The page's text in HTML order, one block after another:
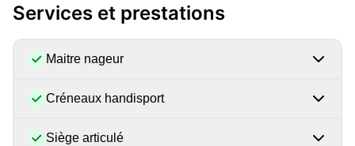
Services et prestations
Maitre nageur
Créneaux handisport
Siège articulé